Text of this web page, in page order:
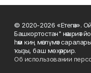
© 2020-2026 «Етегән».
Башкортостан" нәшриәт
һәм киң мәғлүмәт
ҡыҙы, баш мөхәррир.
Об использовании